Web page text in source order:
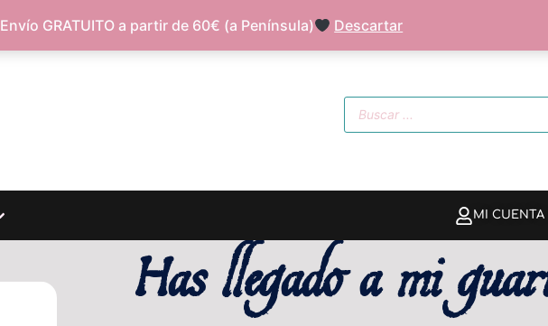
Envío GRATUITO a partir de 60€ (a Península) Descartar
FAQ SOBRE MÍ
MI CUENTA
Has llegado a mi